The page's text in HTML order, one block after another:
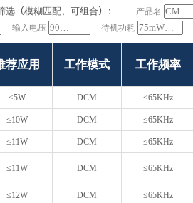
选（模糊匹配，可组合）： 产品名
输入电压 待机功耗
荐应用
工作模式 工作频率
≤5W DCM ≤65KHz
≤10W DCM ≤65KHz
≤11W DCM ≤65KHz
≤11W DCM ≤65KHz
≤12W DCM ≤65KHz